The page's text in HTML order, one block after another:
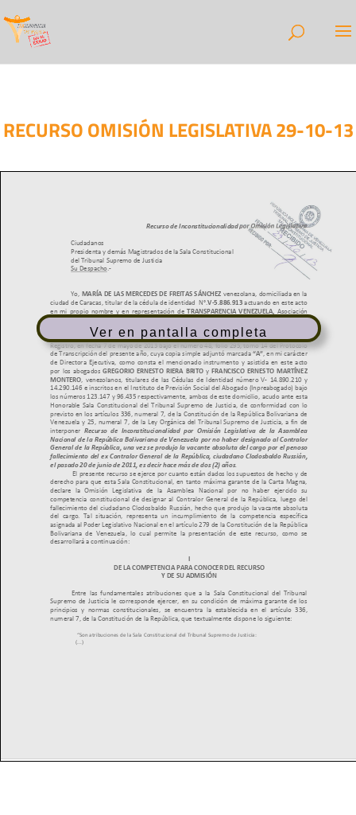
RECURSO OMISIÓN LEGISLATIVA 29-10-13
Ver en pantalla completa